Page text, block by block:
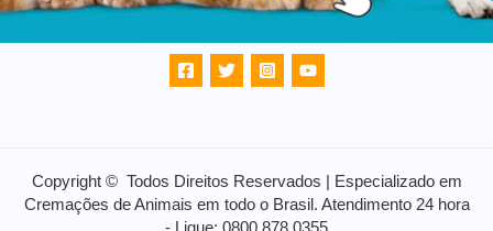
Copyright © Todos Direitos Reservados | Especializado em
Cremações de Animais em todo o Brasil. Atendimento 24 hora
- Ligue: 0800 878 0355